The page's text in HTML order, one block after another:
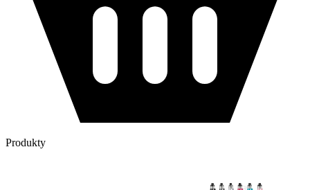
Produkty